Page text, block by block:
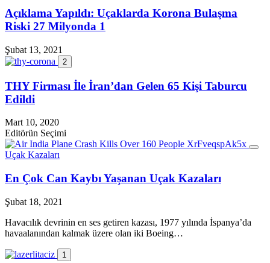
Açıklama Yapıldı: Uçaklarda Korona Bulaşma
Riski 27 Milyonda 1
Şubat 13, 2021
2
THY Firması İle İran’dan Gelen 65 Kişi Taburcu
Edildi
Mart 10, 2020
Editörün Seçimi
Uçak Kazaları
En Çok Can Kaybı Yaşanan Uçak Kazaları
Şubat 18, 2021
Havacılık devrinin en ses getiren kazası, 1977 yılında İspanya’da
havaalanından kalmak üzere olan iki Boeing…
1